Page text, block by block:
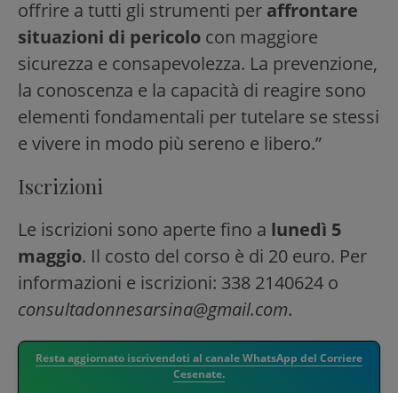
offrire a tutti gli strumenti per affrontare
situazioni di pericolo con maggiore
sicurezza e consapevolezza. La prevenzione,
la conoscenza e la capacità di reagire sono
elementi fondamentali per tutelare se stessi
e vivere in modo più sereno e libero.”
Iscrizioni
Le iscrizioni sono aperte fino a lunedì 5
maggio. Il costo del corso è di 20 euro. Per
informazioni e iscrizioni: 338 2140624 o
consultadonnesarsina@gmail.com.
Resta aggiornato iscrivendoti al canale WhatsApp del Corriere
Cesenate.